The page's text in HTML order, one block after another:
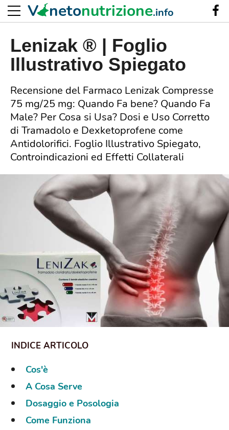
Lenizak ® | Foglio
Illustrativo Spiegato
Recensione del Farmaco Lenizak Compresse
75 mg/25 mg: Quando Fa bene? Quando Fa
Male? Per Cosa si Usa? Dosi e Uso Corretto
di Tramadolo e Dexketoprofene come
Antidolorifici. Foglio Illustrativo Spiegato,
Controindicazioni ed Effetti Collaterali
Cos'è
A Cosa Serve
Dosaggio e Posologia
Come Funziona
V netonutrizione.info